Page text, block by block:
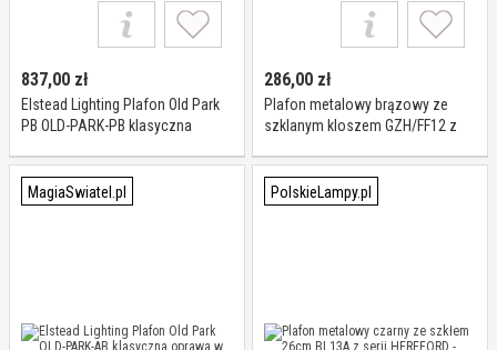
837,00 zł
Elstead Lighting Plafon Old Park
PB OLD-PARK-PB klasyczna
mosiądzu
286,00 zł
Plafon metalowy brązowy ze
szklanym kloszem GZH/FF12 z
MagiaSwiatel.pl PolskieLampy.pl